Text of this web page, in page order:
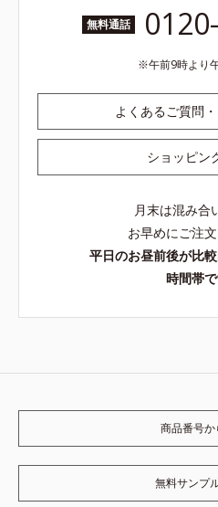
無料通話
午前9時より
よくあるご質問
ショッピン
月末は混み合
お早めにご注文
平日のお昼前後が比
時間帯で
商品番号か
無料サンプ